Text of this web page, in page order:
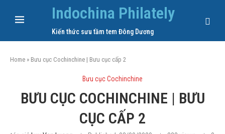
Indochina Philately
Kiến thức sưu tầm tem Đông Dương
Home » Bưu cục Cochinchine | Bưu cục cấp 2
Bưu cục Cochinchine
BƯU CỤC COCHINCHINE | BƯU
CỤC CẤP 2